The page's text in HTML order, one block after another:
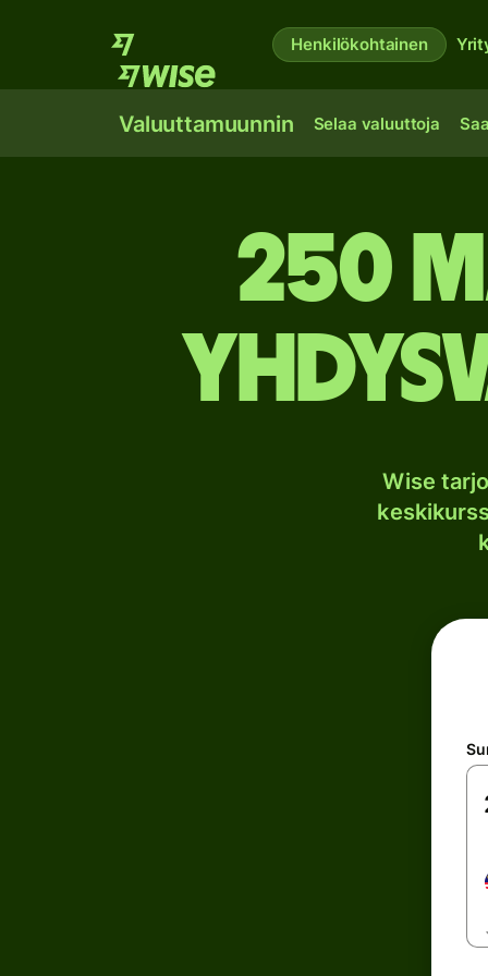
Henkilökohtainen
Valuuttamuunnin Selaa valuuttoja
250
Wise